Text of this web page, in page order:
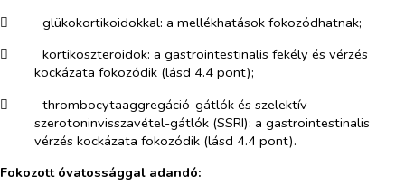
​
glükokortikoidokkal: a mellékhatások fokozódhatnak;
​
kortikoszteroidok: a gastrointestinalis fekély és vérzés
kockázata fokozódik (lásd 4.4 pont);
​
thrombocytaaggregáció-gátlók és szelektív
szerotoninvisszavétel-gátlók (SSRI): a gastrointestinalis
vérzés kockázata fokozódik (lásd 4.4 pont).
Fokozott óvatossággal adandó: